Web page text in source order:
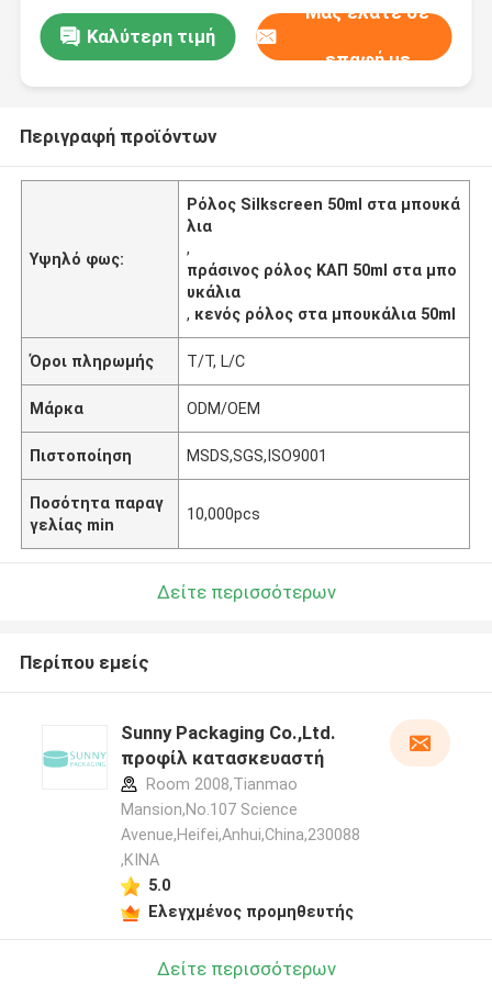
Καλύτερη τιμή
Μας ελάτε σε
επαφή με
Περιγραφή προϊόντων
Υψηλό φως:
Ρόλος Silkscreen 50ml στα μπουκά
λια
,
πράσινος ρόλος ΚΑΠ 50ml στα μπο
υκάλια
, κενός ρόλος στα μπουκάλια 50ml
Όροι πληρωμής T/T, L/C
Μάρκα ODM/OEM
Πιστοποίηση MSDS,SGS,ISO9001
Ποσότητα παραγ
γελίας min
10,000pcs
Δείτε περισσότερων
Περίπου εμείς
Sunny Packaging Co.,Ltd.
προφίλ κατασκευαστή
Room 2008,Tianmao
Mansion,No.107 Science
Avenue,Heifei,Anhui,China,230088
,ΚΙΝΑ
5.0
Ελεγχμένος προμηθευτής
Δείτε περισσότερων